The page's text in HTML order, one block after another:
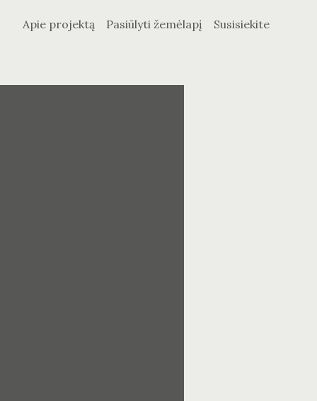
Susisiekite
Pasiūlyti žemėlapį
Apie projektą